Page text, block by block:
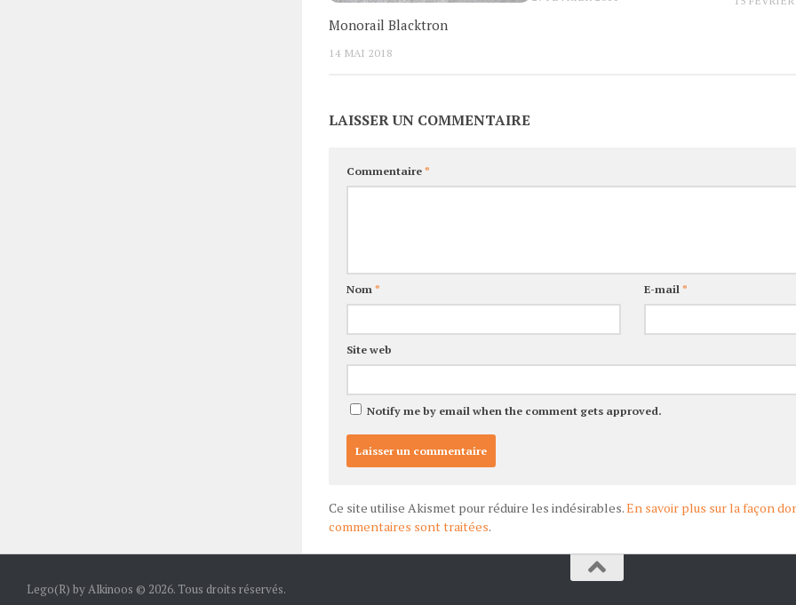
Monorail Blacktron
14 MAI 2018
LAISSER UN COMMENTAIRE
Commentaire*
Nom* E-mail*
Site web
Notify me by email when the comment gets approved.
Ce site utilise Akismet pour réduire les indésirables.En savoir plus sur la façon
commentaires sont traitées.
Lego(R) by Alkinoos © 2026. Tous droits réservés.